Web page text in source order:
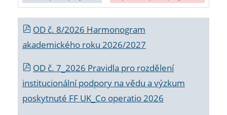
OD č. 8/2026 Harmonogram
akademického roku 2026/2027
OD č. 7_2026 Pravidla pro rozdělení
institucionální podpory na vědu a výzkum
poskytnuté FF UK_Co operatio 2026